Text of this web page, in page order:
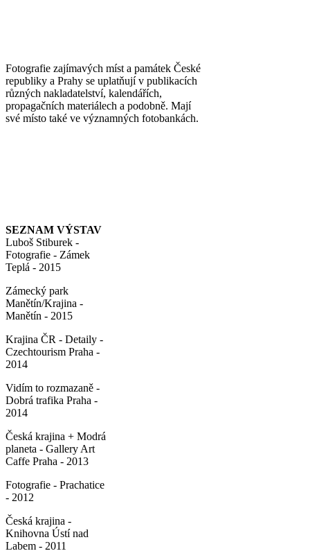
Fotografie zajímavých míst a památek České
republiky a Prahy se uplatňují v publikacích
různých nakladatelství, kalendářích,
propagačních materiálech a podobně. Mají
své místo také ve významných fotobankách.
SEZNAM VÝSTAV
Luboš Stiburek -
Fotografie - Zámek
Teplá - 2015
Zámecký park
Manětín/Krajina -
Manětín - 2015
Krajina ČR - Detaily -
Czechtourism Praha -
2014
Vidím to rozmazaně -
Dobrá trafika Praha -
2014
Česká krajina + Modrá
planeta - Gallery Art
Caffe Praha - 2013
Fotografie - Prachatice
- 2012
Česká krajina -
Knihovna Ústí nad
Labem - 2011